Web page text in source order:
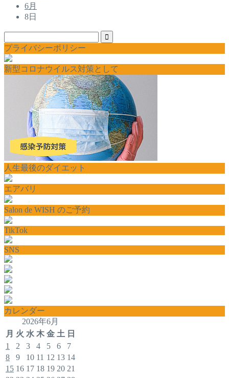
6月
8日
プライバシーポリシー
新型コロナウイルス対策として
人生最後のダイエット
エアバリ
Salon de WISH のご予約
TikTok
SNS
カレンダー
2026年6月
月 火 水 木 金 土 日
1
2 3 4 5 6
7
8
9 10 11 12 13 14
15 16 17 18 19 20 21